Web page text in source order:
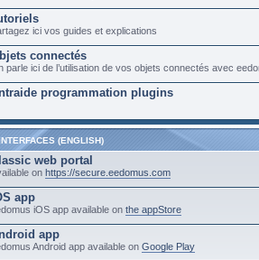
ici vos guides et explications
connectés
parle ici de l’utilisation de vos objets connectés avec
programmation plugins
(ENGLISH)
web portal
on https://secure.eedomus.com
app
iOS app available on the appStore
app
Android app available on Google Play